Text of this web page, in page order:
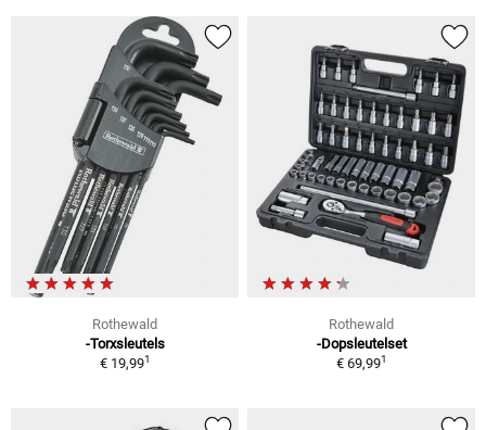
Rothewald
-Torxsleutels
€ 19,991
Rothewald
-Dopsleutelset
€ 69,991